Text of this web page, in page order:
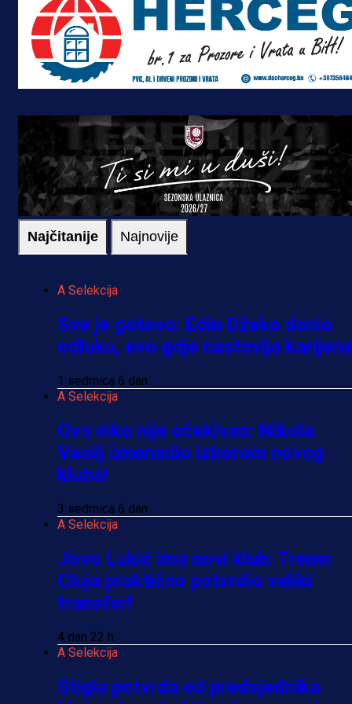
Najčitanije Najnovije
A Selekcija
Sve je gotovo: Edin Džeko donio
odluku, evo gdje nastavlja
1 sedmica 6 dan
A Selekcija
Ovo niko nije očekivao: Nikola
Vasilj iznenadio izborom novog
kluba!
3 sedmica 6 dan
A Selekcija
Jovo Lukić ima novi klub: Trener
Cluja praktično potvrdio veliki
transfer!
4 dan 22 h
A Selekcija
Stigla potvrda od predsjednika